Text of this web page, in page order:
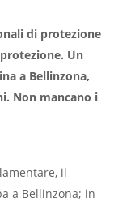
di protezione
Un
a Bellinzona,
Non mancano i
il
a Bellinzona; in